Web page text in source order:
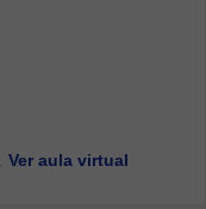
Ver aula virtual